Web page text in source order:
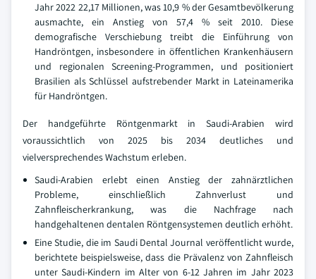
Jahr 2022 22,17 Millionen, was 10,9 % der Gesamtbevölkerung
ausmachte, ein Anstieg von 57,4 % seit 2010. Diese
demografische Verschiebung treibt die Einführung von
Handröntgen, insbesondere in öffentlichen Krankenhäusern
und regionalen Screening-Programmen, und positioniert
Brasilien als Schlüssel aufstrebender Markt in Lateinamerika
für Handröntgen.
Der handgeführte Röntgenmarkt in Saudi-Arabien wird
voraussichtlich von 2025 bis 2034 deutliches und
vielversprechendes Wachstum erleben.
Saudi-Arabien erlebt einen Anstieg der zahnärztlichen
Probleme, einschließlich Zahnverlust und
Zahnfleischerkrankung, was die Nachfrage nach
handgehaltenen dentalen Röntgensystemen deutlich erhöht.
Eine Studie, die im Saudi Dental Journal veröffentlicht wurde,
berichtete beispielsweise, dass die Prävalenz von Zahnfleisch
unter Saudi-Kindern im Alter von 6-12 Jahren im Jahr 2023